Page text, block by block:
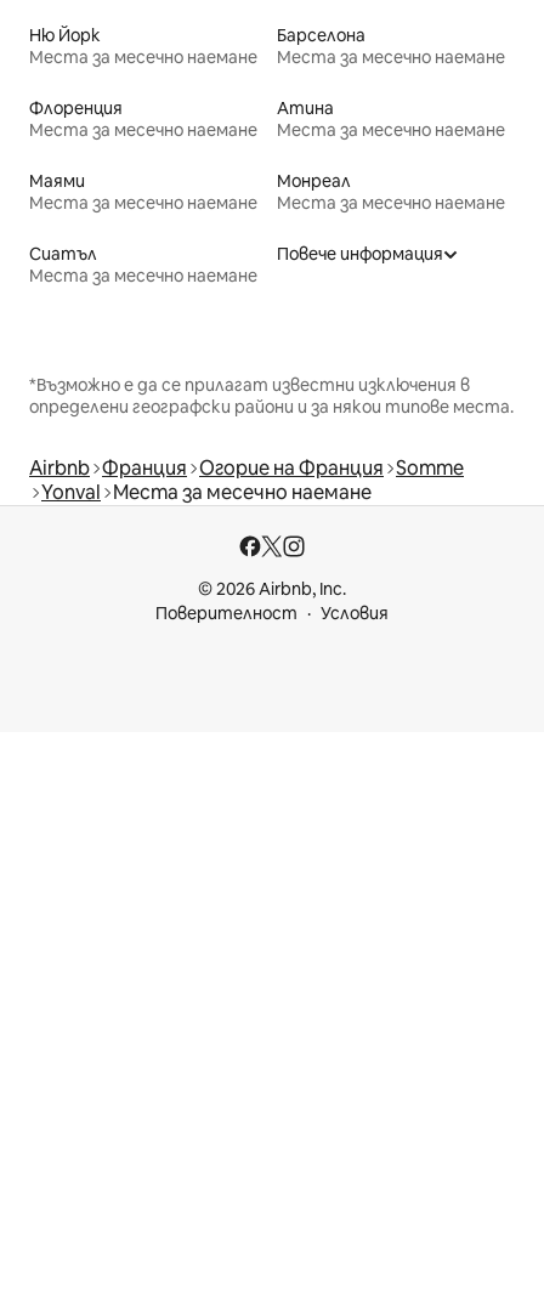
Ню Йорк
Места за месечно наемане
Барселона
Места за месечно наемане
Флоренция
Места за месечно наемане
Атина
Места за месечно наемане
Маями
Места за месечно наемане
Монреал
Места за месечно наемане
Сиатъл
Места за месечно наемане
Повече информация
*Възможно е да се прилагат известни изключения в
определени географски райони и за някои типове места.
Airbnb Франция Огорие на Франция Somme
Yonval Места за месечно наемане
© 2026 Airbnb, Inc.
Поверителност
Условия